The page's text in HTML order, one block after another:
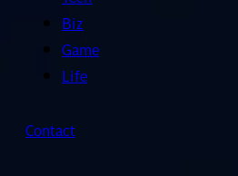
Biz
Game
Life
Contact